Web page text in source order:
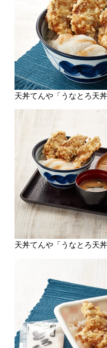
天丼てんや「うなとろ天
天丼てんや「うなとろ天